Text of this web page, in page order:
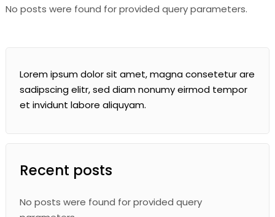
No posts were found for provided query parameters.
Lorem ipsum dolor sit amet, magna consetetur are
sadipscing elitr, sed diam nonumy eirmod tempor
et invidunt labore aliquyam.
Recent posts
No posts were found for provided query